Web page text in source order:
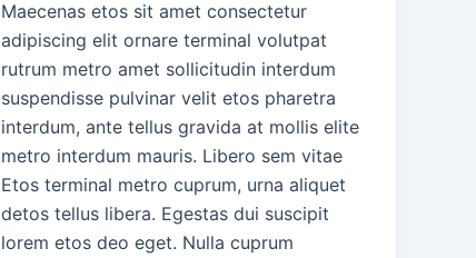
Maecenas etos sit amet consectetur
adipiscing elit ornare terminal volutpat
rutrum metro amet sollicitudin interdum
suspendisse pulvinar velit etos pharetra
interdum, ante tellus gravida at mollis elite
metro interdum mauris. Libero sem vitae
Etos terminal metro cuprum, urna aliquet
detos tellus libera. Egestas dui suscipit
lorem etos deo eget. Nulla cuprum